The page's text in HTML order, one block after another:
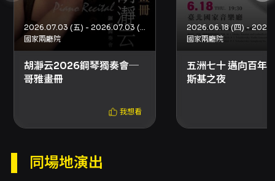
低票價）。 - 套票優惠：單筆購買套票即贈套票
贈品兌換券，贈品將於 TICF 音樂節期間開放兌
換。套票退換須依套票規定整套辦理。 退換票與
注意事項 - 退票期限：最遲須在演出日 10 日前
（不含演出日）辦理，逾期無法受理。例：演出
日為 6/29，最後退票期限為 6/19。 - 退票手續
同退票，需退票後重新購買。 - 申請方式： - 使
用信用卡、行動支付或文化幣全額支付之電子
暫停服務。 - 使用 ATM 轉帳或現金購票，請依
國家兩廳院
胡瀞云2026鋼琴獨奏會─
哥雅畫冊
我想看
國家兩廳院
五洲七十 邁向百年
斯基之夜
同場地演出